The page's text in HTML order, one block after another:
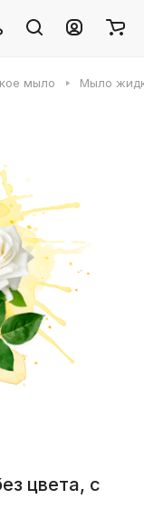
мыло Мыло
цвета, с